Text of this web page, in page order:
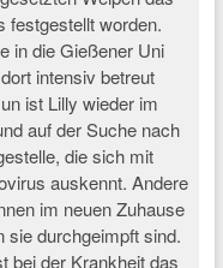
festgestellt worden.
in die Gießener Uni
intensiv betreut
ist Lilly wieder im
auf der Suche nach
die sich mit
auskennt. Andere
im neuen Zuhause
sie durchgeimpft sind.
bei der Krankheit das